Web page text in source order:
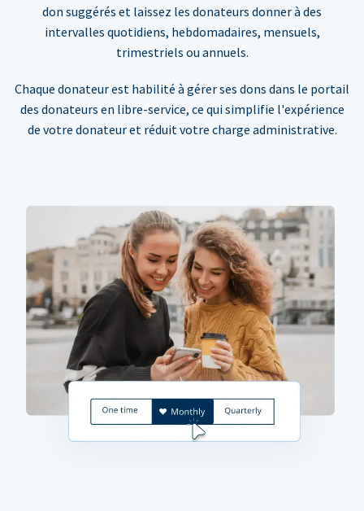
don suggérés et laissez les donateurs donner à des
intervalles quotidiens, hebdomadaires, mensuels,
trimestriels ou annuels.
Chaque donateur est habilité à gérer ses dons dans le portail
des donateurs en libre-service, ce qui simplifie l'expérience
de votre donateur et réduit votre charge administrative.